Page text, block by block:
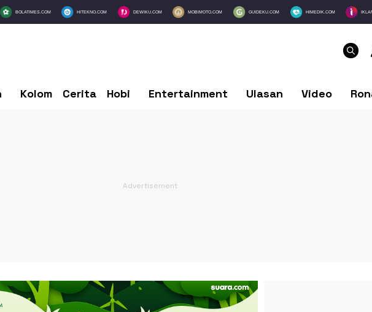
BOLATIMES.COM HITEKNO.COM DEWIKU.COM MOBIMOTO.COM GUIDEKU.COM HIMEDIK.COM
Kolom Cerita Hobi Entertainment Ulasan Video